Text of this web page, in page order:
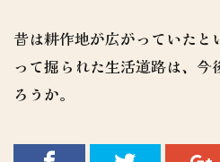
昔は耕作地が広がっていたと
って掘られた生活道路は、今
ろうか。